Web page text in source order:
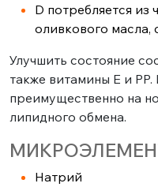
D потребляется из
оливкового масла,
Улучшить состояние
также витамины E и
преимущественно на
липидного обмена.
Натрий